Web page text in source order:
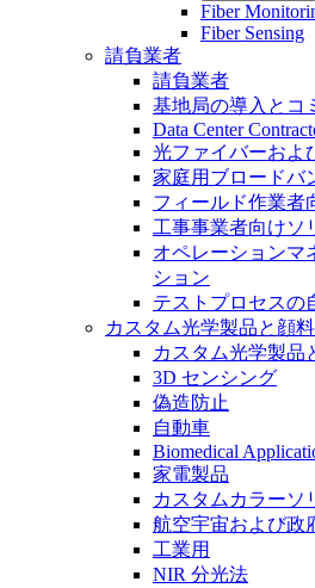
Fiber
Fiber Sensing
請負業者
請負業者
基地局の導入とコ
Data Center
光ファイバーおよ
家庭用ブロードバ
フィールド作業者
工事事業者向けソ
オペレーションマ
ション
テストプロセスの
カスタム光学製品と顔料
カスタム光学製品
3D センシング
偽造防止
自動車
Biomedical
家電製品
カスタムカラーソ
航空宇宙および政
工業用
NIR 分光法